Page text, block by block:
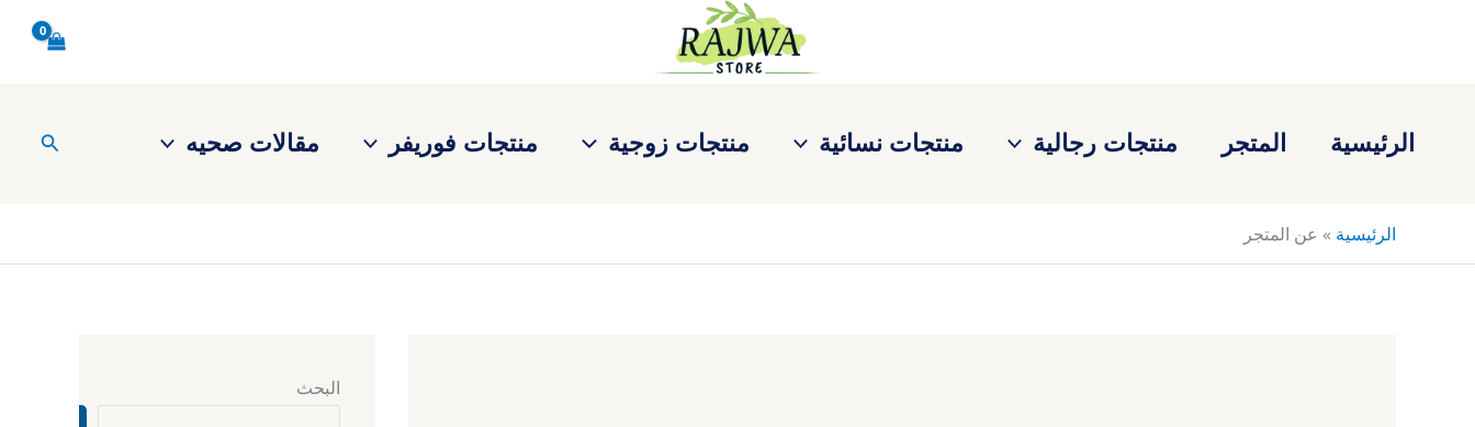
الرئيسية المتجر منتجات رجالية منتجات نسائية منتجات زوجية منتجات فوريفر مقالات صحيه البحث
الرئيسية » عن المتجر
البحث